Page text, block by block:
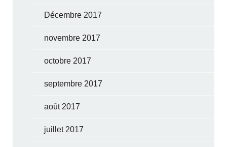
Décembre 2017
novembre 2017
octobre 2017
septembre 2017
août 2017
juillet 2017